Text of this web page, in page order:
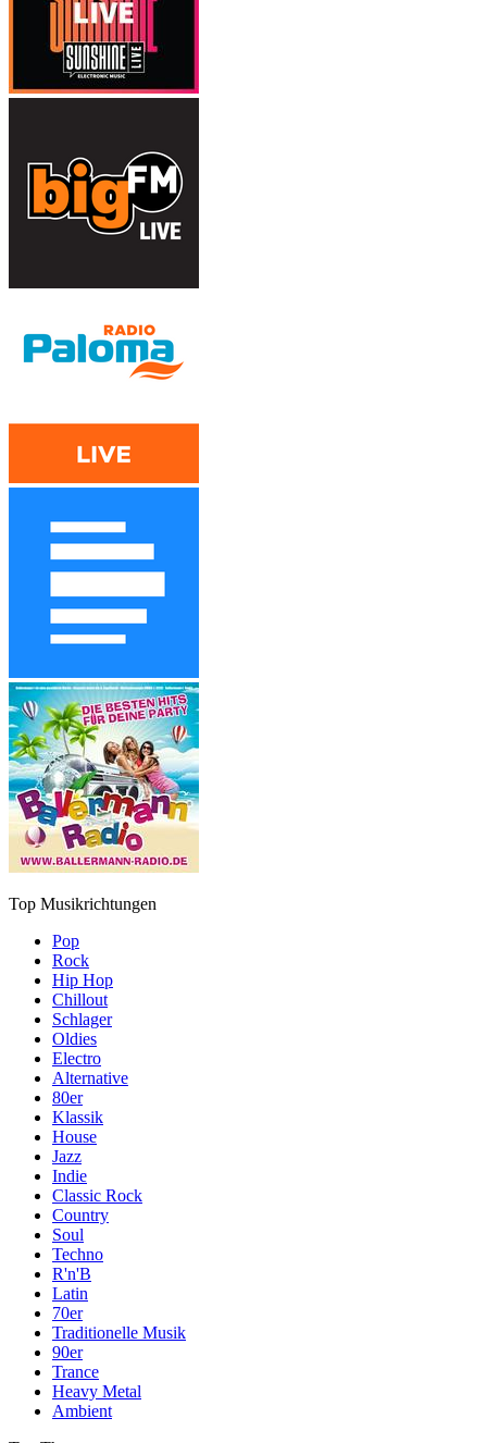
Top Musikrichtungen
Pop
Rock
Hip Hop
Chillout
Schlager
Oldies
Electro
Alternative
80er
Klassik
House
Jazz
Indie
Classic Rock
Country
Soul
Techno
R'n'B
Latin
70er
Traditionelle Musik
90er
Trance
Heavy Metal
Ambient